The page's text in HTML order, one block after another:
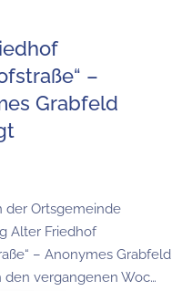
–
Grabfeld
der Ortsgemeinde
Alter Friedhof
– Anonymes Grabfeld
den vergangenen Woc…